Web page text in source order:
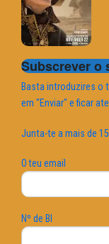
Subscrever o
Basta introduzires o
em "Enviar" e ficar
Junta-te a mais de
O teu email
Nº de BI